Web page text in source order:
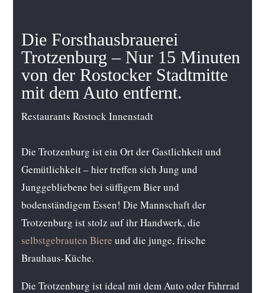
Die Forsthausbrauerei
Trotzenburg – Nur 15 Minuten
von der Rostocker Stadtmitte
mit dem Auto entfernt.
Restaurants Rostock Innenstadt
Die Trotzenburg ist ein Ort der Gastlichkeit und
Gemütlichkeit – hier treffen sich Jung und
Junggebliebene bei süffigem Bier und
bodenständigem Essen! Die Mannschaft der
Trotzenburg ist stolz auf ihr Handwerk, die
selbstgebrauten Biere und die junge, frische
Brauhaus-Küche.
Die Trotzenburg ist ideal mit dem Auto oder Fahrrad